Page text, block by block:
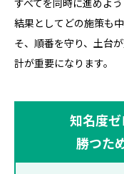
すべてを同時に進めよ
結果としてどの施策も
そ、順番を守り、土台
計が重要になります。
知名度
勝つた